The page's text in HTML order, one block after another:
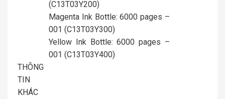
(C13T03Y200)
Magenta Ink Bottle: 6000 pages –
001 (C13T03Y300)
Yellow Ink Bottle: 6000 pages –
001 (C13T03Y400)
THÔNG
TIN
KHÁC